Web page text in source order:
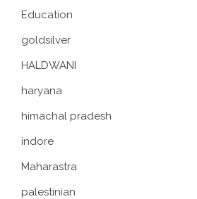
Education
goldsilver
HALDWANI
haryana
himachal pradesh
indore
Maharastra
palestinian